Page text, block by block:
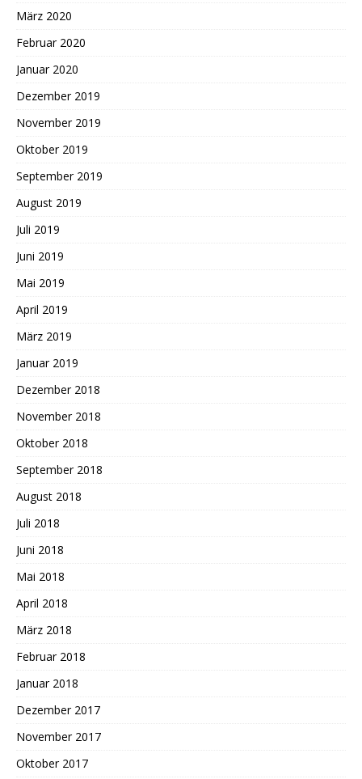
März 2020
Februar 2020
Januar 2020
Dezember 2019
November 2019
Oktober 2019
September 2019
August 2019
Juli 2019
Juni 2019
Mai 2019
April 2019
März 2019
Januar 2019
Dezember 2018
November 2018
Oktober 2018
September 2018
August 2018
Juli 2018
Juni 2018
Mai 2018
April 2018
März 2018
Februar 2018
Januar 2018
Dezember 2017
November 2017
Oktober 2017